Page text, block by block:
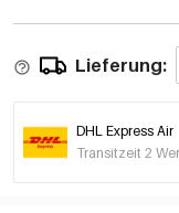
Lieferung:
DHL Express Air
Transitzeit 2